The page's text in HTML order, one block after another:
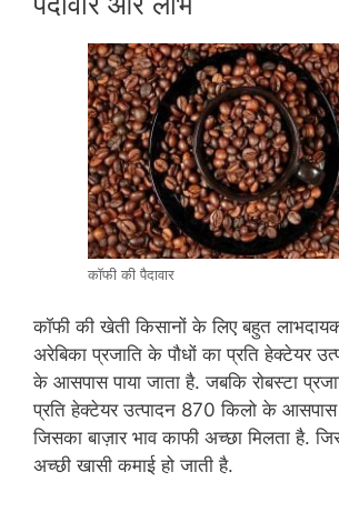
कॉफी की पैदावार
कॉफी की खेती किसानों के लिए बहुत
अरेबिका प्रजाति के पौधों का प्रति हेक्टेयर
के आसपास पाया जाता है. जबकि रोबस्टा
प्रति हेक्टेयर उत्पादन 870 किलो के आसपास
जिसका बाज़ार भाव काफी अच्छा मिलता है.
अच्छी खासी कमाई हो जाती है.